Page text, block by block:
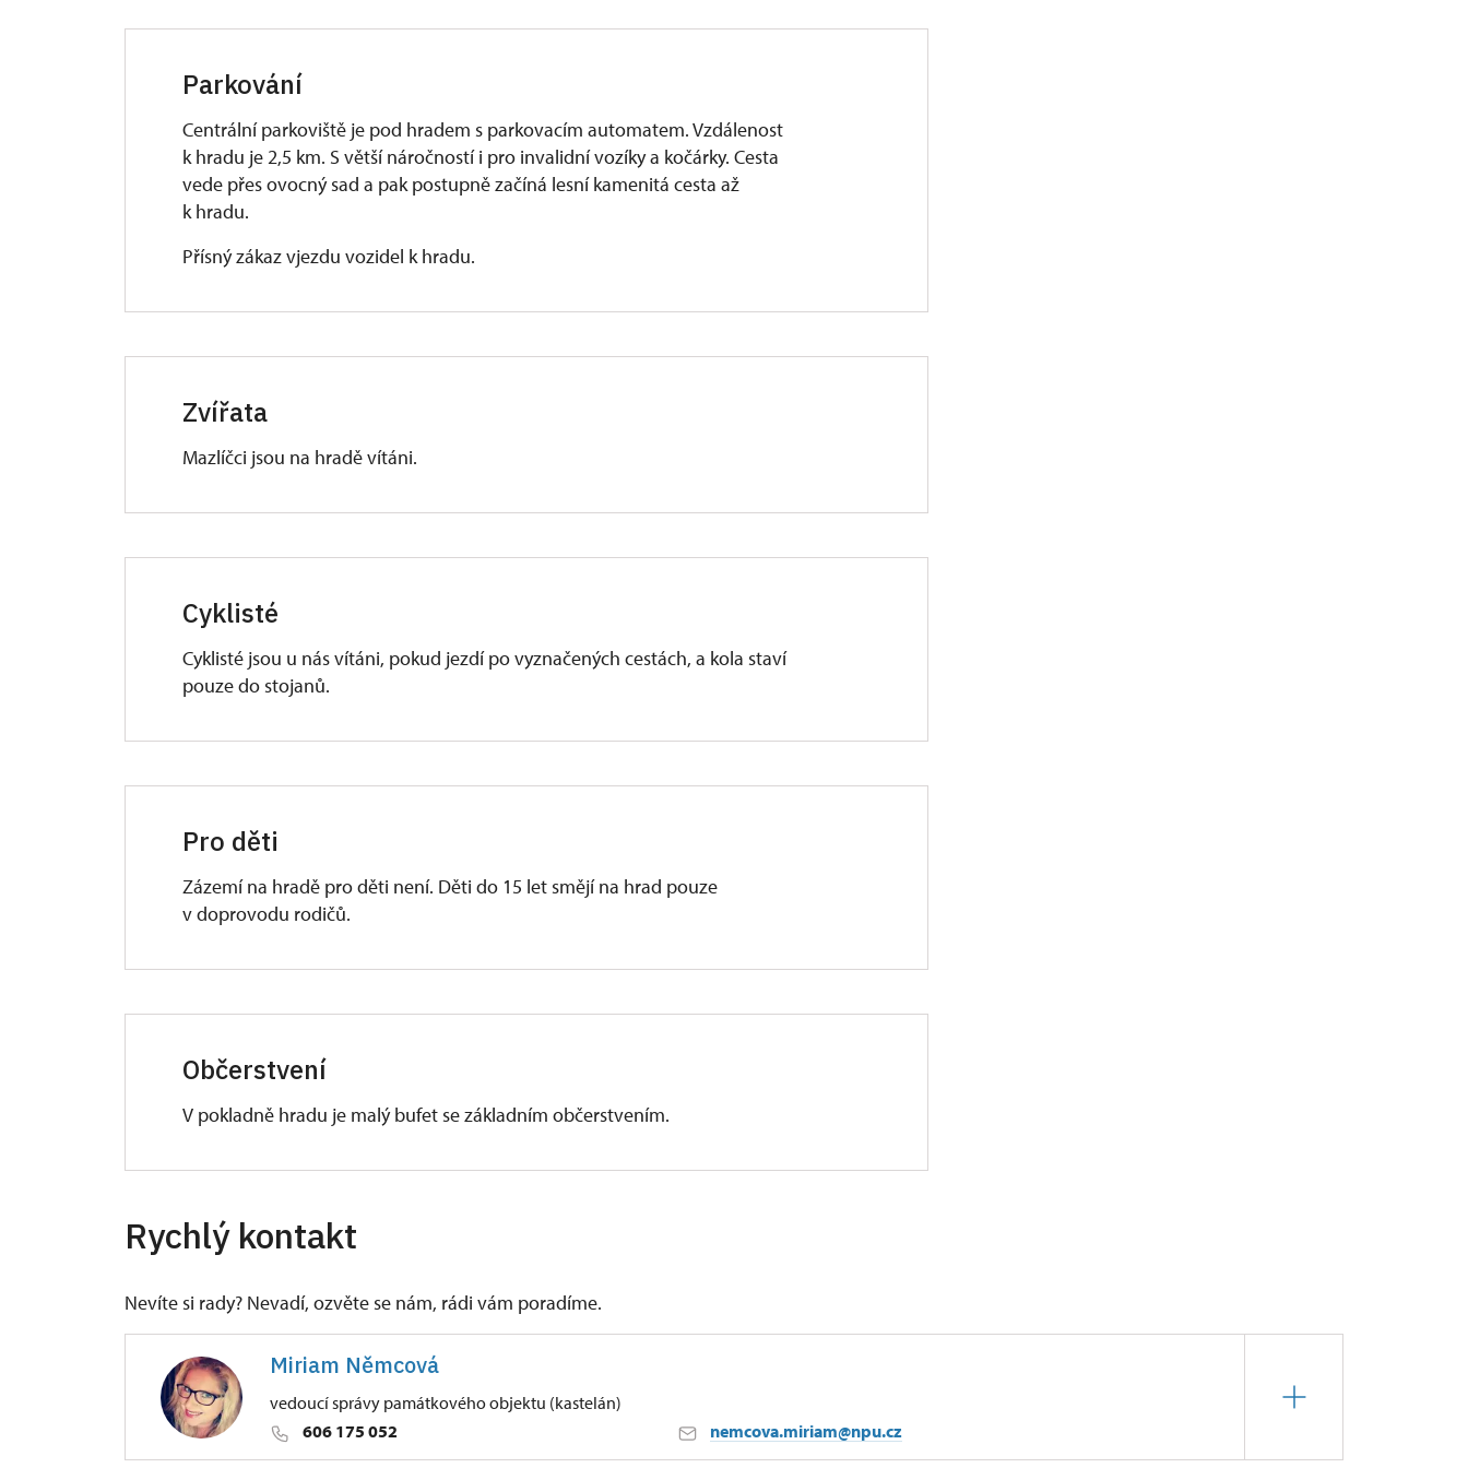
Parkování
Centrální parkoviště je pod hradem s parkovacím automatem. Vzdálenost
k hradu je 2,5 km. S větší náročností i pro invalidní vozíky a kočárky. Cesta
vede přes ovocný sad a pak postupně začíná lesní kamenitá cesta až
k hradu.
Přísný zákaz vjezdu vozidel k hradu.
Zvířata
Mazlíčci jsou na hradě vítáni.
Cyklisté
Cyklisté jsou u nás vítáni, pokud jezdí po vyznačených cestách, a kola staví
pouze do stojanů.
Pro děti
Zázemí na hradě pro děti není. Děti do 15 let smějí na hrad pouze
v doprovodu rodičů.
Občerstvení
V pokladně hradu je malý bufet se základním občerstvením.
Rychlý kontakt
Nevíte si rady? Nevadí, ozvěte se nám, rádi vám poradíme.
Miriam Němcová
vedoucí správy památkového objektu (kastelán)
606 175 052
nemcova.miriam@npu.cz